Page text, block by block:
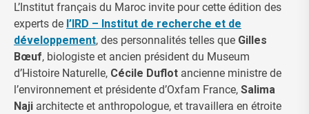
L’Institut français du Maroc invite pour cette édition des
experts de l’IRD – Institut de recherche et de
développement, des personnalités telles que Gilles
Bœuf, biologiste et ancien président du Museum
d’Histoire Naturelle, Cécile Duflot ancienne ministre de
l’environnement et présidente d’Oxfam France, Salima
Naji architecte et anthropologue, et travaillera en étroite